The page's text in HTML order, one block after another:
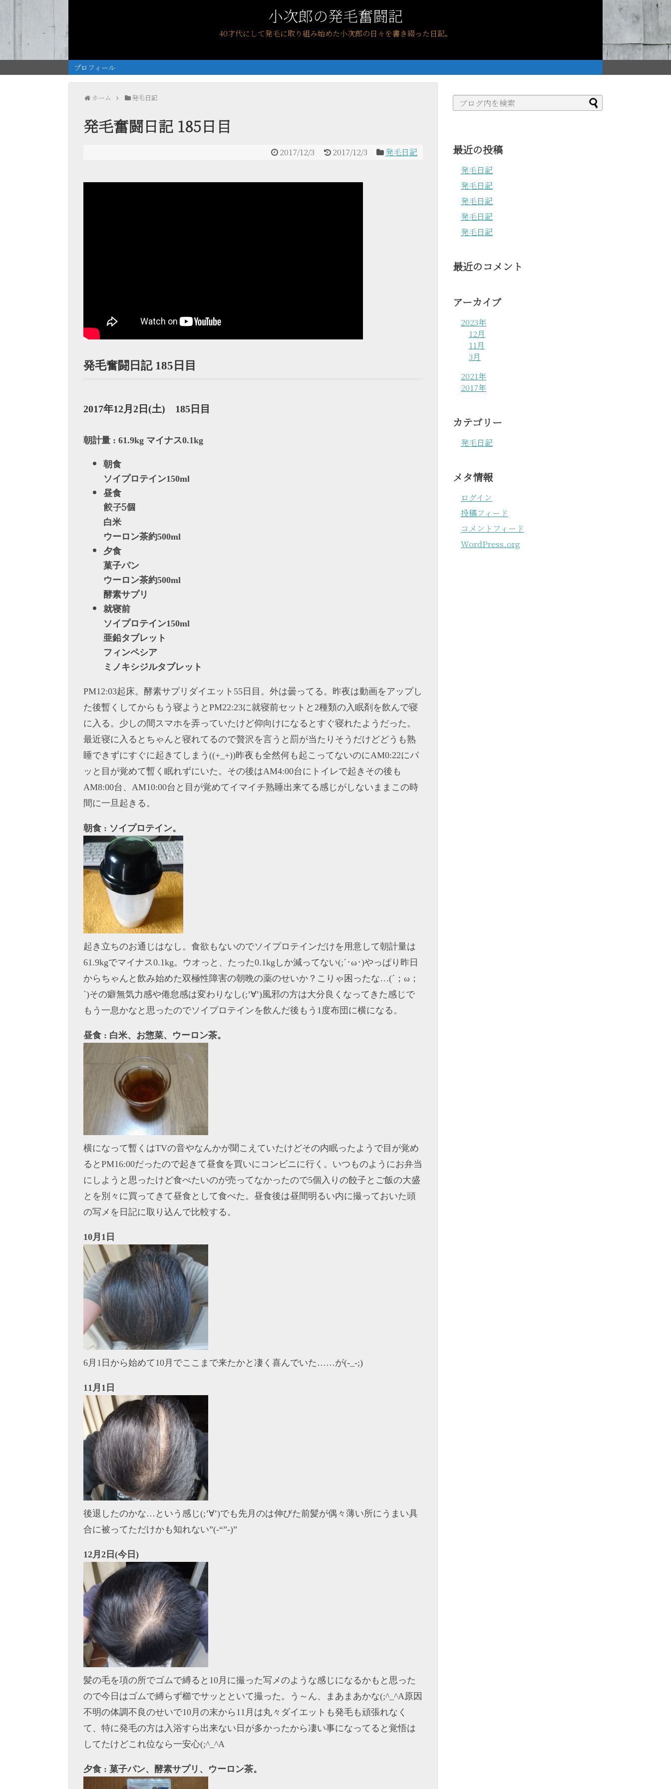
小次郎の発毛奮闘記
40才代にして発毛に取り組み始めた小次郎の日々を書き綴った日記。
プロフィール
ホーム 発毛日記
発毛奮闘日記 185日目
2017/12/3 2017/12/3 発毛日記
発毛奮闘日記 185日目
2017年12月2日(土) 185日目
朝計量 : 61.9kg マイナス0.1kg
朝食
ソイプロテイン150ml
昼食
餃子5個
白米
ウーロン茶約500ml
夕食
菓子パン
ウーロン茶約500ml
酵素サプリ
就寝前
ソイプロテイン150ml
亜鉛タブレット
フィンペシア
ミノキシジルタブレット
PM12:03起床。酵素サプリダイエット55日目。外は曇ってる。昨夜は動画をアップし
た後暫くしてからもう寝ようとPM22:23に就寝前セットと2種類の入眠剤を飲んで寝
に入る。少しの間スマホを弄っていたけど仰向けになるとすぐ寝れたようだった。
最近寝に入るとちゃんと寝れてるので贅沢を言うと罰が当たりそうだけどどうも熟
睡できずにすぐに起きてしまう((+_+))昨夜も全然何も起こってないのにAM0:22にパ
ッと目が覚めて暫く眠れずにいた。その後はAM4:00台にトイレで起きその後も
AM8:00台、AM10:00台と目が覚めてイマイチ熟睡出来てる感じがしないままこの時
間に一旦起きる。
朝食 : ソイプロテイン。
起き立ちのお通じはなし。食欲もないのでソイプロテインだけを用意して朝計量は
61.9kgでマイナス0.1kg。ウオっと、たった0.1kgしか減ってない(;´･ω･)やっぱり昨日
からちゃんと飲み始めた双極性障害の朝晩の薬のせいか？こりゃ困ったな…(´；ω；
`)その癖無気力感や倦怠感は変わりなし(;’∀’)風邪の方は大分良くなってきた感じで
もう一息かなと思ったのでソイプロテインを飲んだ後もう1度布団に横になる。
昼食 : 白米、お惣菜、ウーロン茶。
横になって暫くはTVの音やなんかが聞こえていたけどその内眠ったようで目が覚め
るとPM16:00だったので起きて昼食を買いにコンビニに行く。いつものようにお弁当
にしようと思ったけど食べたいのが売ってなかったので5個入りの餃子とご飯の大盛
とを別々に買ってきて昼食として食べた。昼食後は昼間明るい内に撮っておいた頭
の写メを日記に取り込んで比較する。
10月1日
6月1日から始めて10月でここまで来たかと凄く喜んでいた……が(-_-;)
11月1日
後退したのかな…という感じ(;’∀’)でも先月のは伸びた前髪が偶々薄い所にうまい具
合に被ってただけかも知れない”(-“”-)”
12月2日(今日)
髪の毛を項の所でゴムで縛ると10月に撮った写メのような感じになるかもと思った
ので今日はゴムで縛らず櫛でサッとといて撮った。う～ん、まあまあかな(;^_^A原因
不明の体調不良のせいで10月の末から11月は丸々ダイエットも発毛も頑張れなく
て、特に発毛の方は入浴すら出来ない日が多かったから凄い事になってると覚悟は
してたけどこれ位なら一安心(;^_^A
夕食 : 菓子パン、酵素サプリ、ウーロン茶。
最近の投稿
発毛日記
発毛日記
発毛日記
発毛日記
発毛日記
最近のコメント
アーカイブ
2023年
12月
11月
3月
2021年
2017年
カテゴリー
発毛日記
メタ情報
ログイン
投稿フィード
コメントフィード
WordPress.org